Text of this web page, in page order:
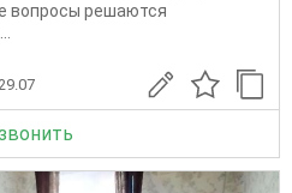
вопросы решаются
29.07